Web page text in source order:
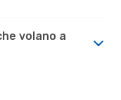
volano a